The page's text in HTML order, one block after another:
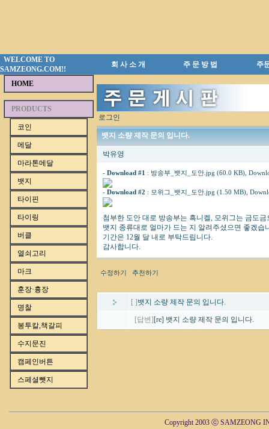
WELCOME TO
SAMZEONG.COM!!
회 사 소 개 주 문 방 법 주
HOME
PRODUCTS
코인
메달
마라톤메달
뱃지
타이핀
타이링
버클
열쇠고리
마크
훈장·흉장
명찰
봉투칼,책갈피
수지문진
캠페인버튼
스페셜뺏지
로그인
뱃지 소량 제작 문의 입니다.
박유영
- Download #1 : 방송부_뱃지_도안.jpg (60.0 KB) ,
- Download #2 : 모위그_뱃지_도안.jpg (1.50 MB) ,
첨부한 도안 대로 방송부는 흑니켈, 모위그는 금도
뱃지 종류대로 얼마가 드는 지 알려주셨으면 좋겠습
기간은 12월 달 내로 부탁드립니다.
감사합니다.
수정하기 추천하기
[ ] 뱃지 소량 제작 문의 입니다.
[답변] [re] 뱃지 소량 제작 문의 입니다.
Copyright 2003 ⓒ SAMZEONG